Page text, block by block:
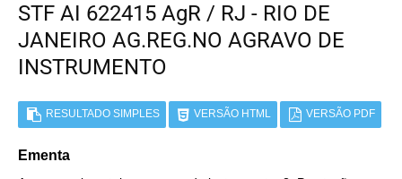
STF AI 622415 AgR / RJ - RIO DE
JANEIRO AG.REG.NO AGRAVO DE
INSTRUMENTO
RESULTADO SIMPLES VERSÃO HTML VERSÃO PDF
Ementa